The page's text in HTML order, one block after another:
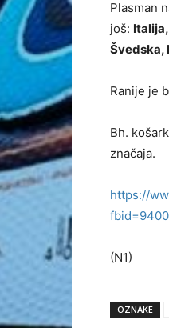
Plasman
još:
Švedska,
Ranije je
Bh.
značaja.
https://
(N1)
OZNAKE